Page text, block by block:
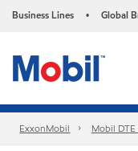
Business Lines • Global
ExxonMobil Mobil DTE